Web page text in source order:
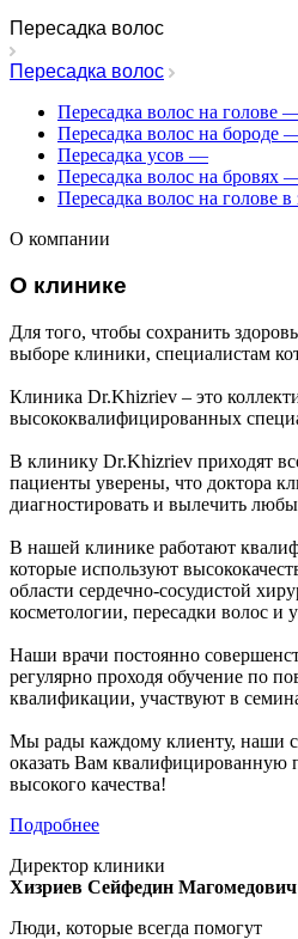
Пересадка волос
Пересадка волос
Пересадка волос на голове
Пересадка волос на бороде
Пересадка усов —
Пересадка волос на бровях
Пересадка волос на голове в
О компании
О клинике
Для того, чтобы сохранить
выборе клиники, специалистам
Клиника Dr.Khizriev – это
высококвалифицированных
В клинику Dr.Khizriev приходят
пациенты уверены, что доктора
диагностировать и вылечить
В нашей клинике работают
которые используют
области сердечно-сосудистой
косметологии, пересадки волос и
Наши врачи постоянно
регулярно проходя обучение по
квалификации, участвуют в
Мы рады каждому клиенту, наши
оказать Вам квалифицированную
высокого качества!
Подробнее
Директор клиники
Хизриев Сейфедин Магомедович
Люди, которые всегда помогут